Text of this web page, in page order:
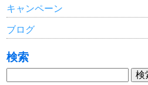
キャンペーン
ブログ
検索
検